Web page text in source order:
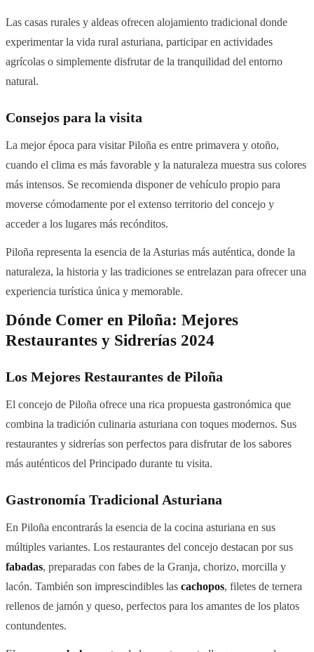
Las casas rurales y aldeas ofrecen alojamiento tradicional donde
experimentar la vida rural asturiana, participar en actividades
agrícolas o simplemente disfrutar de la tranquilidad del entorno
natural.
Consejos para la visita
La mejor época para visitar Piloña es entre primavera y otoño,
cuando el clima es más favorable y la naturaleza muestra sus colores
más intensos. Se recomienda disponer de vehículo propio para
moverse cómodamente por el extenso territorio del concejo y
acceder a los lugares más recónditos.
Piloña representa la esencia de la Asturias más auténtica, donde la
naturaleza, la historia y las tradiciones se entrelazan para ofrecer una
experiencia turística única y memorable.
Dónde Comer en Piloña: Mejores
Restaurantes y Sidrerías 2024
Los Mejores Restaurantes de Piloña
El concejo de Piloña ofrece una rica propuesta gastronómica que
combina la tradición culinaria asturiana con toques modernos. Sus
restaurantes y sidrerías son perfectos para disfrutar de los sabores
más auténticos del Principado durante tu visita.
Gastronomía Tradicional Asturiana
En Piloña encontrarás la esencia de la cocina asturiana en sus
múltiples variantes. Los restaurantes del concejo destacan por sus
fabadas, preparadas con fabes de la Granja, chorizo, morcilla y
lacón. También son imprescindibles las cachopos, filetes de ternera
rellenos de jamón y queso, perfectos para los amantes de los platos
contundentes.